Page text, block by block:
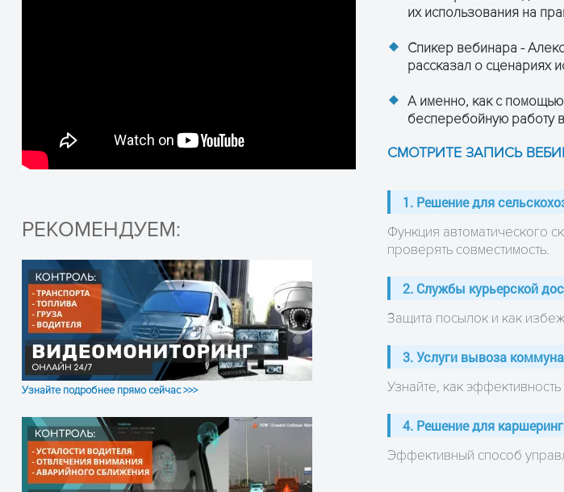
РЕКОМЕНДУЕМ:
Узнайте подробнее прямо сейчас >>>
их использования на
Спикер вебинара -
рассказал о сценариях
А именно, как с
бесперебойную работу
СМОТРИТЕ ЗАПИСЬ
1. Решение для
Функция автоматического
проверять совместимость.
2. Службы курьерской
Защита посылок и как
3. Услуги вывоза
Узнайте, как
4. Решение для
Эффективный способ